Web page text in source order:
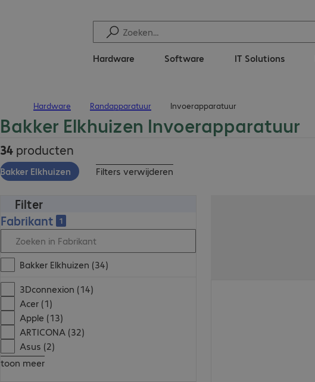
Hardware Software IT Solutions
Hardware Randapparatuur Invoerapparatuur
Bakker Elkhuizen Invoerapparatuur
34 producten
Bakker Elkhuizen Filters verwijderen
Filter
Fabrikant
1
Bakker Elkhuizen (34)
3Dconnexion (14)
Acer (1)
Apple (13)
ARTICONA (32)
Asus (2)
toon meer